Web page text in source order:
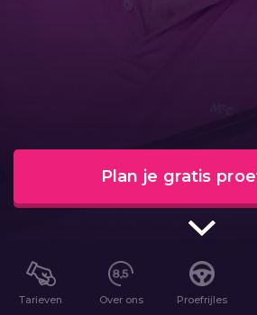
Plan je gratis
Tarieven Over ons Proefrijles